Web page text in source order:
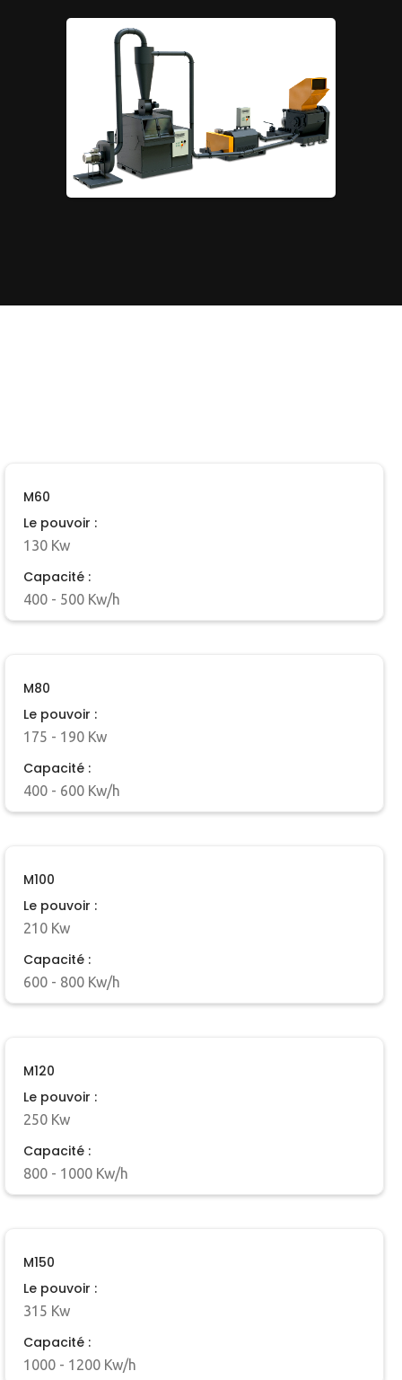
M60
Le pouvoir :
130 Kw
Capacité :
400 - 500 Kw/h
M80
Le pouvoir :
175 - 190 Kw
Capacité :
400 - 600 Kw/h
M100
Le pouvoir :
210 Kw
Capacité :
600 - 800 Kw/h
M120
Le pouvoir :
250 Kw
Capacité :
800 - 1000 Kw/h
M150
Le pouvoir :
315 Kw
Capacité :
1000 - 1200 Kw/h